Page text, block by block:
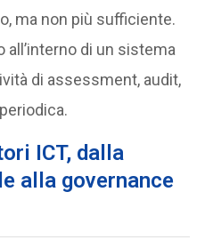
ma non più sufficiente.
di un sistema
di assessment, audit,
ICT, dalla
alla governance